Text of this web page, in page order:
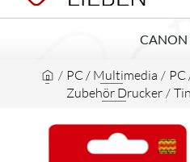
CANON
/ PC / Multimedia /
Zubehör Drucker /